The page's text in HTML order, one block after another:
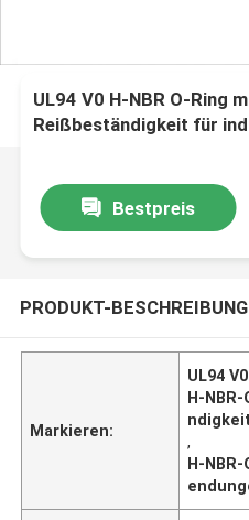
UL94 V0 H-NBR O-Ring
Reißbeständigkeit für
Bestpreis
PRODUKT-BESCHREIBUNG
Markieren:
UL94
H-
ndigkeit
,
H-